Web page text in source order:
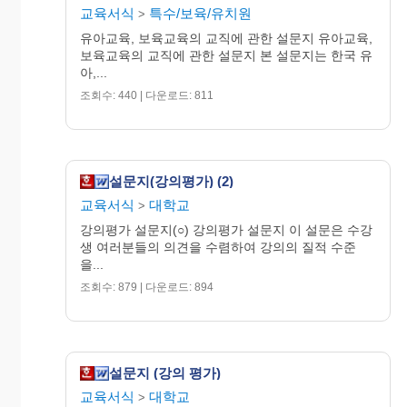
교육서식 > 특수/보육/유치원
유아교육, 보육교육의 교직에 관한 설문지 유아교육,
보육교육의 교직에 관한 설문지 본 설문지는 한국 유
아,...
조회수: 440 | 다운로드: 811
설문지(강의평가) (2)
교육서식 > 대학교
강의평가 설문지(○) 강의평가 설문지 이 설문은 수강
생 여러분들의 의견을 수렴하여 강의의 질적 수준
을...
조회수: 879 | 다운로드: 894
설문지 (강의 평가)
교육서식 > 대학교